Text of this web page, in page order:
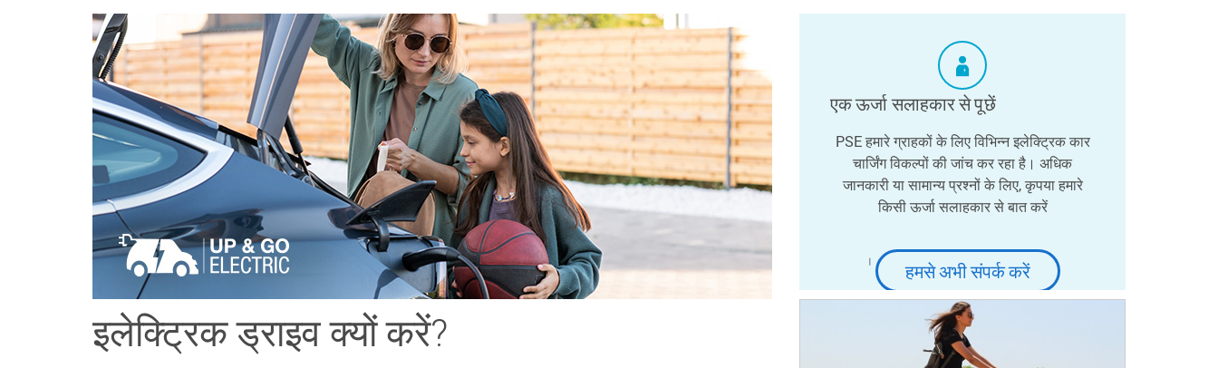
इलेक्ट्रिक ड्राइव क्यों करें?
एक ऊर्जा सलाहकार से पूछें
PSE हमारे ग्राहकों के लिए विभिन्न इलेक्ट्रिक कार
चार्जिंग विकल्पों की जांच कर रहा है। अधिक
जानकारी या सामान्य प्रश्नों के लिए, कृपया हमारे
किसी ऊर्जा सलाहकार से बात करें
। हमसे अभी संपर्क करें